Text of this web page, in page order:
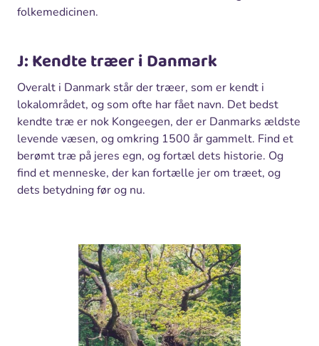
folkemedicinen.
J: Kendte træer i Danmark
Overalt i Danmark står der træer, som er kendt i
lokalområdet, og som ofte har fået navn. Det bedst
kendte træ er nok Kongeegen, der er Danmarks ældste
levende væsen, og omkring 1500 år gammelt. Find et
berømt træ på jeres egn, og fortæl dets historie. Og
find et menneske, der kan fortælle jer om træet, og
dets betydning før og nu.